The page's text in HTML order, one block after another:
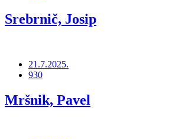
Srebrnič, Josip
21.7.2025.
930
Mršnik, Pavel